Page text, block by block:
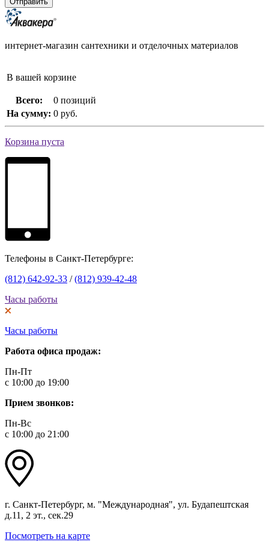
интернет-магазин сантехники и отделочных материалов
В вашей корзине
Всего:
0 позиций
На сумму: 0 руб.
Корзина пуста
Телефоны в Санкт-Петербурге:
(812) 642-92-33 /(812) 939-42-48
Часы работы
Часы работы
Работа офиса продаж:
Пн-Пт
с 10:00 до 19:00
Прием звонков:
Пн-Вс
с 10:00 до 21:00
г. Санкт-Петербург, м. "Международная", ул. Будапештская
д.11, 2 эт., сек.29
Посмотреть на карте